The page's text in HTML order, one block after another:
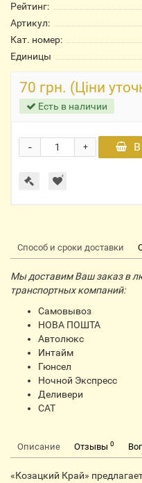
Рейтинг:
Артикул:
Кат. номер:
Единицы
70 грн. (Ціни
Есть в наличии
+
-
Способ и сроки доставки
Мы доставим Ваш заказ в
транспортных компаний:
Самовывоз
НОВА ПОШТА
Автолюкс
Интайм
Гюнсел
Ночной Экспресс
Деливери
CАТ
Описание Отзывы 0
«Козацкий Край»